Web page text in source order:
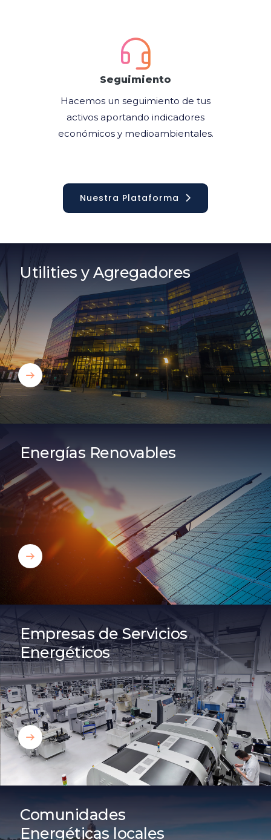
Seguimiento
Hacemos un seguimiento de tus
activos aportando indicadores
económicos y medioambientales.
Nuestra Plataforma
Utilities y Agregadores
Bamboo Flex
Bamboo VPP
Energías Renovables
Bamboo VPP
Bamboo BESS
Empresas de Servicios
Energéticos
Bamboo Flex
Bamboo BESS
Comunidades
Energéticas locales